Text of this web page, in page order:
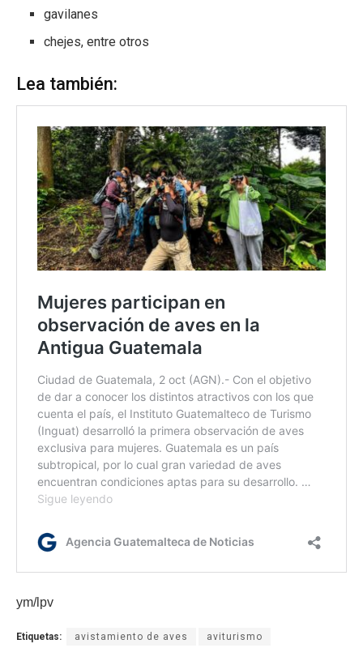
gavilanes
chejes, entre otros
Lea también:
ym/lpv
Etiquetas: avistamiento de aves aviturismo